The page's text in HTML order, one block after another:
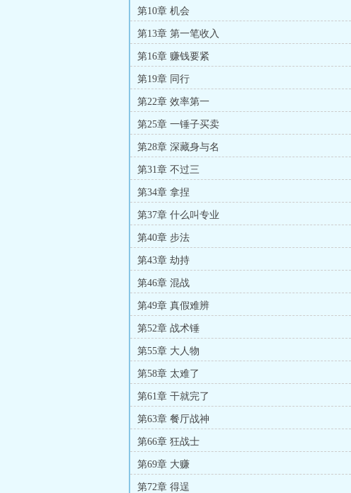
第10章 机会
第13章 第一笔收入
第16章 赚钱要紧
第19章 同行
第22章 效率第一
第25章 一锤子买卖
第28章 深藏身与名
第31章 不过三
第34章 拿捏
第37章 什么叫专业
第40章 步法
第43章 劫持
第46章 混战
第49章 真假难辨
第52章 战术锤
第55章 大人物
第58章 太难了
第61章 干就完了
第63章 餐厅战神
第66章 狂战士
第69章 大赚
第72章 得逞